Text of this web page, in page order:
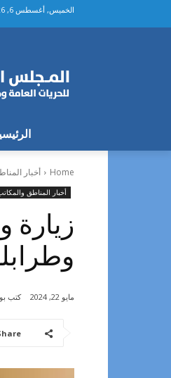
الخميس, أغسطس 6, 2026
Home أخبار
أخبار المناطق
زيارة
مايو 22, 2024 كتب